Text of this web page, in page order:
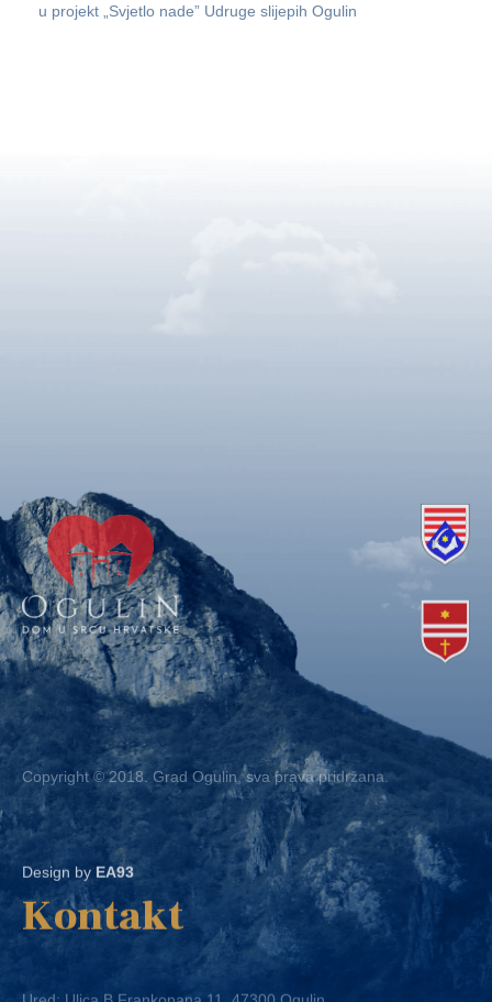
u projekt „Svjetlo nade” Udruge slijepih Ogulin
Copyright © 2018. Grad Ogulin, sva prava pridržana.
Design byEA93
Kontakt
Ured: Ulica B.Frankopana 11, 47300 Ogulin